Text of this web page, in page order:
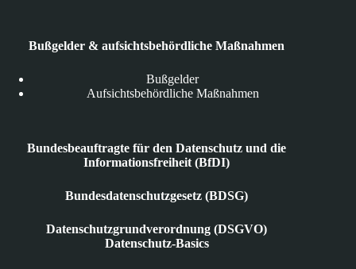
Bußgelder & aufsichtsbehördliche Maßnahmen
Bußgelder
Aufsichtsbehördliche Maßnahmen
Bundesbeauftragte für den Datenschutz und die
Informationsfreiheit (BfDI)
Bundesdatenschutzgesetz (BDSG)
Datenschutzgrundverordnung (DSGVO)
Datenschutz-Basics